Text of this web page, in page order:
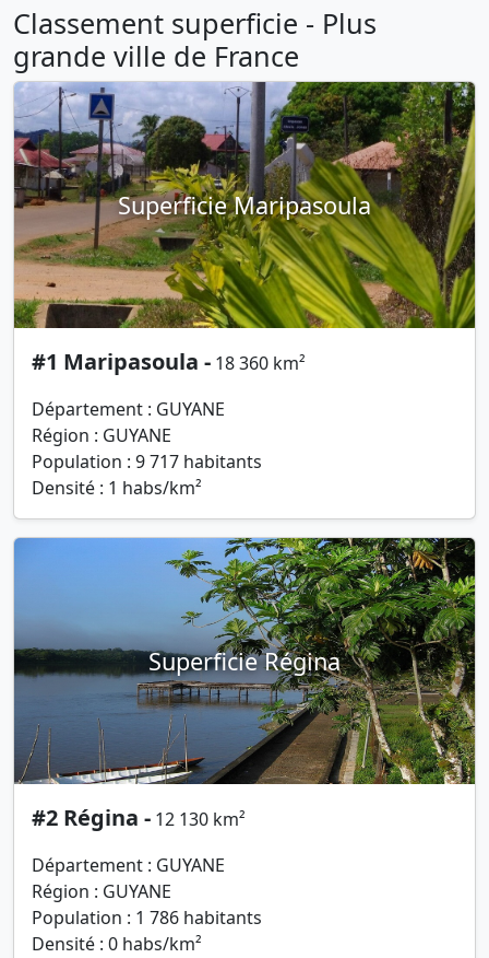
Classement superficie - Plus
grande ville de France
Superficie Maripasoula
#1 Maripasoula - 18 360 km²
Département : GUYANE
Région : GUYANE
Population : 9 717 habitants
Densité : 1 habs/km²
Superficie Régina
#2 Régina - 12 130 km²
Département : GUYANE
Région : GUYANE
Population : 1 786 habitants
Densité : 0 habs/km²